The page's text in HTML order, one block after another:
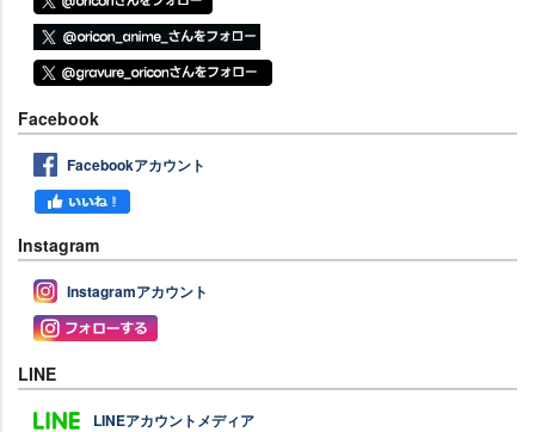
Facebook
Facebookアカウント
Instagram
Instagramアカウント
LINE
LINEアカウントメディア